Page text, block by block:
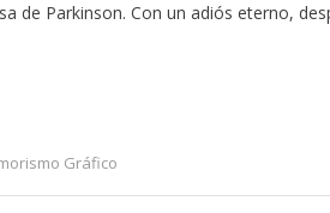
de Parkinson. Con un adiós eterno,
Gráfico